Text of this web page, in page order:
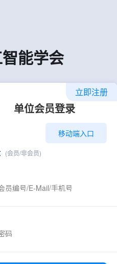
能学会
立即注册
单位会员登录
移动端入口
(会员/非会员)